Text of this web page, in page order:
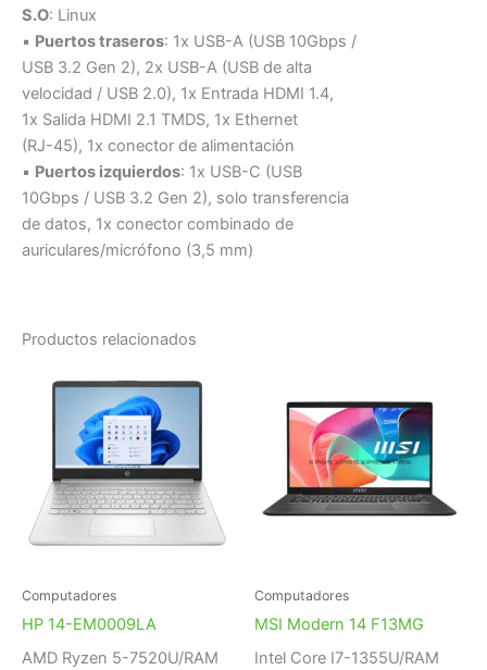
S.O: Linux
▪ Puertos traseros: 1x USB-A (USB 10Gbps /
USB 3.2 Gen 2), 2x USB-A (USB de alta
velocidad / USB 2.0), 1x Entrada HDMI 1.4,
1x Salida HDMI 2.1 TMDS, 1x Ethernet
(RJ-45), 1x conector de alimentación
▪ Puertos izquierdos: 1x USB-C (USB
10Gbps / USB 3.2 Gen 2), solo transferencia
de datos, 1x conector combinado de
auriculares/micrófono (3,5 mm)
Productos relacionados
Computadores
HP 14-EM0009LA
AMD Ryzen 5-7520U/RAM
Computadores
MSI Modern 14 F13MG
Intel Core I7-1355U/RAM